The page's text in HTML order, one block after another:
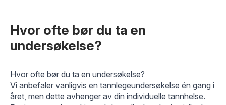
Hvor ofte bør du ta en
undersøkelse?
Hvor ofte bør du ta en undersøkelse?
Vi anbefaler vanligvis en tannlegeundersøkelse én gang i
året, men dette avhenger av din individuelle tannhelse.